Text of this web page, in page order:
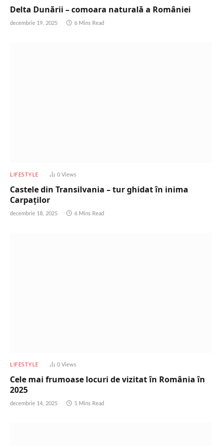
Delta Dunării – comoara naturală a României
decembrie 19, 2025 6 Mins Read
LIFESTYLE 0 Views
Castele din Transilvania – tur ghidat în inima
Carpaților
decembrie 18, 2025 6 Mins Read
LIFESTYLE 0 Views
Cele mai frumoase locuri de vizitat în România în
2025
decembrie 14, 2025 5 Mins Read